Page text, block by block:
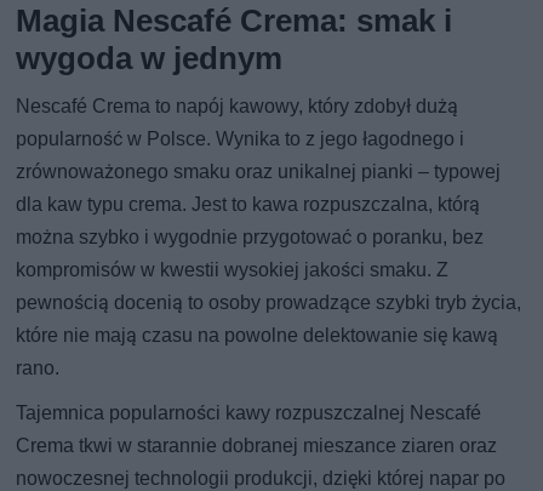
Magia Nescafé Crema: smak i
wygoda w jednym
Nescafé Crema to napój kawowy, który zdobył dużą
popularność w Polsce. Wynika to z jego łagodnego i
zrównoważonego smaku oraz unikalnej pianki – typowej
dla kaw typu crema. Jest to kawa rozpuszczalna, którą
można szybko i wygodnie przygotować o poranku, bez
kompromisów w kwestii wysokiej jakości smaku. Z
pewnością docenią to osoby prowadzące szybki tryb życia,
które nie mają czasu na powolne delektowanie się kawą
rano.
Tajemnica popularności kawy rozpuszczalnej Nescafé
Crema tkwi w starannie dobranej mieszance ziaren oraz
nowoczesnej technologii produkcji, dzięki której napar po